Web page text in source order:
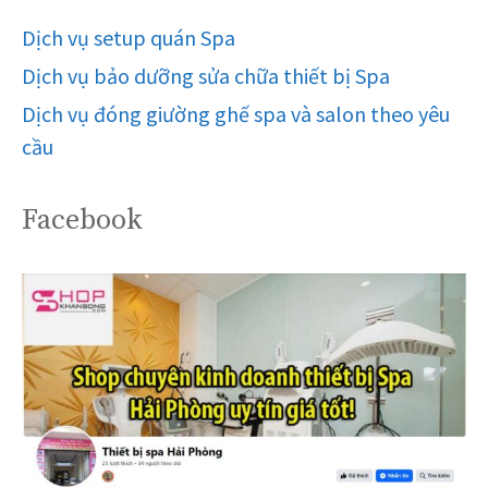
Dịch vụ setup quán Spa
Dịch vụ bảo dưỡng sửa chữa thiết bị Spa
Dịch vụ đóng giường ghế spa và salon theo yêu
cầu
Facebook